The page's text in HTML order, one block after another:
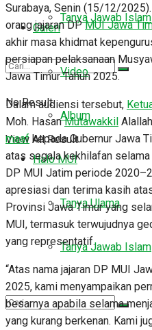
Tanya Jawab Islam
No Result
View All Result
Galeri
Video
Album
Halo MUI
Tanya Ulama
Tanya Jawab Islam
Surabaya, Senin (15/12/
orang jajaran DPMUI Jawa
akhir masa khidmat
persiapan pelaksanaan
Jawa Timur Tahun 2025.
Dalam audiensi tersebut,
Moh. HasanMutawakkil
maaf kepada Gubernur Jawa
atas segala kekhilafan
DP MUI Jatim periode
apresiasi dan terima kasih
Provinsi Jawa Timur yang
MUI, termasuk terwujudnya
yang representatif.
“Atas nama jajaran DP MUI
2025, kami menyampaikan
besarnya apabila selama
yang kurang berkenan. Kami